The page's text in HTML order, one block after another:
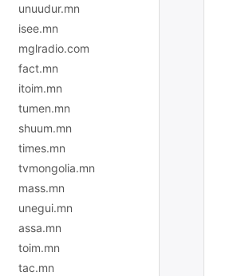
unuudur.mn
isee.mn
mglradio.com
fact.mn
itoim.mn
tumen.mn
shuum.mn
times.mn
tvmongolia.mn
mass.mn
unegui.mn
assa.mn
toim.mn
tac.mn